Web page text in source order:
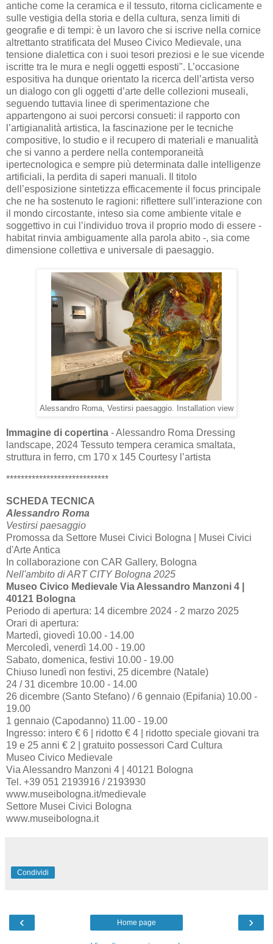
antiche come la ceramica e il tessuto, ritorna ciclicamente e
sulle vestigia della storia e della cultura, senza limiti di
geografie e di tempi: è un lavoro che si iscrive nella cornice
altrettanto stratificata del Museo Civico Medievale, una
tensione dialettica con i suoi tesori preziosi e le sue vicende
iscritte tra le mura e negli oggetti esposti". L’occasione
espositiva ha dunque orientato la ricerca dell’artista verso
un dialogo con gli oggetti d’arte delle collezioni museali,
seguendo tuttavia linee di sperimentazione che
appartengono ai suoi percorsi consueti: il rapporto con
l’artigianalità artistica, la fascinazione per le tecniche
compositive, lo studio e il recupero di materiali e manualità
che si vanno a perdere nella contemporaneità
ipertecnologica e sempre più determinata dalle intelligenze
artificiali, la perdita di saperi manuali. Il titolo
dell’esposizione sintetizza efficacemente il focus principale
che ne ha sostenuto le ragioni: riflettere sull’interazione con
il mondo circostante, inteso sia come ambiente vitale e
soggettivo in cui l’individuo trova il proprio modo di essere -
habitat rinvia ambiguamente alla parola abito -, sia come
dimensione collettiva e universale di paesaggio.
Alessandro Roma, Vestirsi paesaggio. Installation view
Immagine di copertina - Alessandro Roma Dressing
landscape, 2024 Tessuto tempera ceramica smaltata,
struttura in ferro, cm 170 x 145 Courtesy l’artista
****************************
SCHEDA TECNICA
Alessandro Roma
Vestirsi paesaggio
Promossa da Settore Musei Civici Bologna | Musei Civici
d'Arte Antica
In collaborazione con CAR Gallery, Bologna
Nell'ambito di ART CITY Bologna 2025
Museo Civico Medievale Via Alessandro Manzoni 4 |
40121 Bologna
Periodo di apertura: 14 dicembre 2024 - 2 marzo 2025
Orari di apertura:
Martedì, giovedì 10.00 - 14.00
Mercoledì, venerdì 14.00 - 19.00
Sabato, domenica, festivi 10.00 - 19.00
Chiuso lunedì non festivi, 25 dicembre (Natale)
24 / 31 dicembre 10.00 - 14.00
26 dicembre (Santo Stefano) / 6 gennaio (Epifania) 10.00 -
19.00
1 gennaio (Capodanno) 11.00 - 19.00
Ingresso: intero € 6 | ridotto € 4 | ridotto speciale giovani tra
19 e 25 anni € 2 | gratuito possessori Card Cultura
Museo Civico Medievale
Via Alessandro Manzoni 4 | 40121 Bologna
Tel. +39 051 2193916 / 2193930
www.museibologna.it/medievale
Settore Musei Civici Bologna
www.museibologna.it
Condividi
‹ ›
Home page